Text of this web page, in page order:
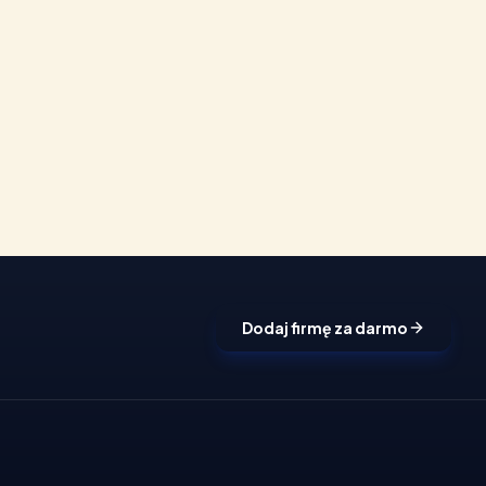
Dodaj firmę za darmo